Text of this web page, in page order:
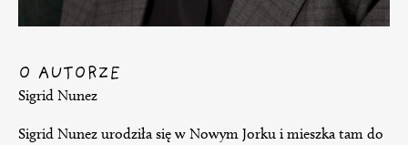
O AUTORZE
Sigrid Nunez
Sigrid Nunez urodziła się w Nowym Jorku i mieszka tam do